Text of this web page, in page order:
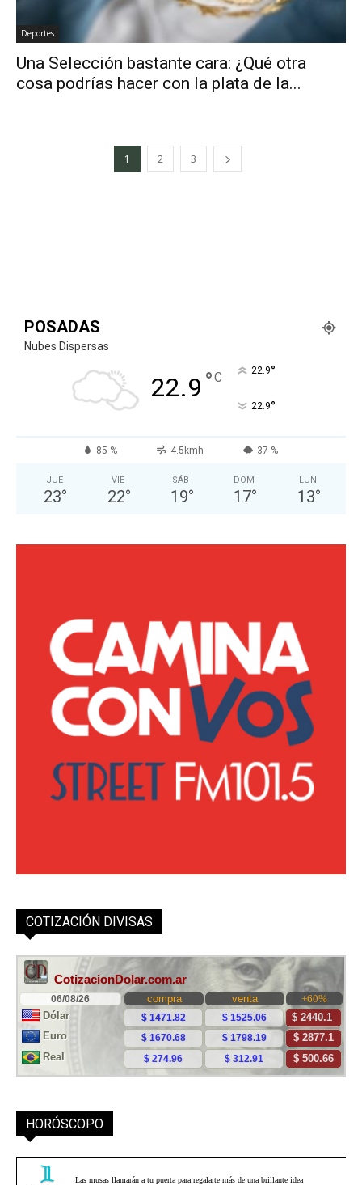
Deportes
Una Selección bastante cara: ¿Qué otra
cosa podrías hacer con la plata de la...
1 2 3
POSADAS
Nubes Dispersas
22.9 °C 22.9°
22.9°
85 % 4.5kmh 37 %
JUE
23°
VIE
22°
SÁB
19°
DOM
17°
LUN
13°
COTIZACIÓN DIVISAS
HORÓSCOPO